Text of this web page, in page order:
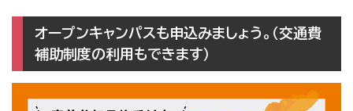
オープンキャンパスも申込みましょう。（交通費
補助制度の利用もできます）